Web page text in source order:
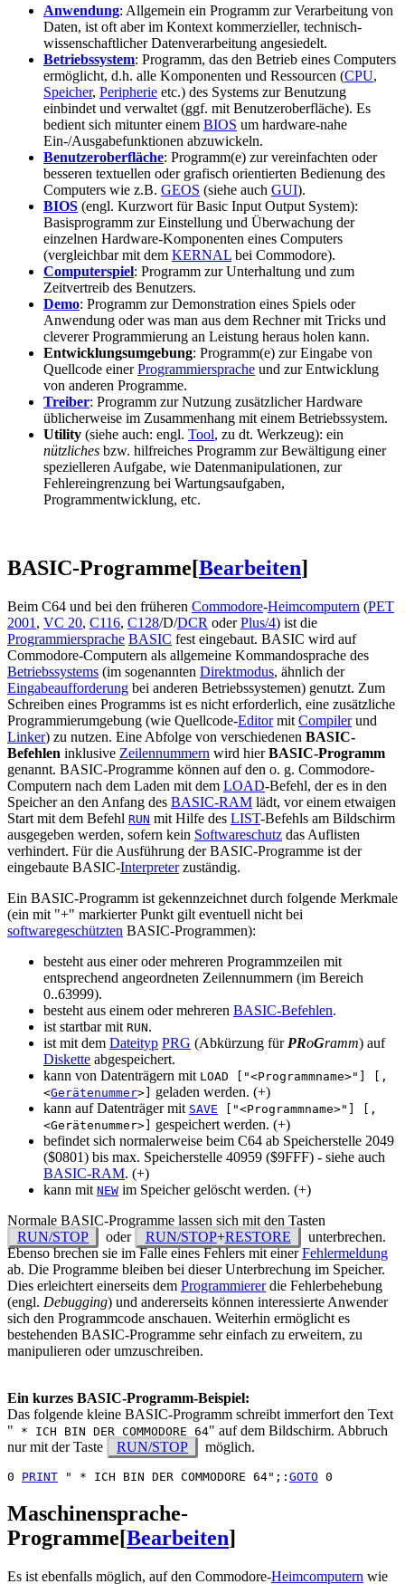
Anwendung: Allgemein ein Programm zur Verarbeitung von
Daten, ist oft aber im Kontext kommerzieller, technisch-
wissenschaftlicher Datenverarbeitung angesiedelt.
Betriebssystem: Programm, das den Betrieb eines Computers
ermöglicht, d.h. alle Komponenten und Ressourcen (CPU,
Speicher, Peripherie etc.) des Systems zur Benutzung
einbindet und verwaltet (ggf. mit Benutzeroberfläche). Es
bedient sich mitunter einem BIOS um hardware-nahe
Ein-/Ausgabefunktionen abzuwickeln.
Benutzeroberfläche: Programm(e) zur vereinfachten oder
besseren textuellen oder grafisch orientierten Bedienung des
Computers wie z.B. GEOS (siehe auch GUI).
BIOS (engl. Kurzwort für Basic Input Output System):
Basisprogramm zur Einstellung und Überwachung der
einzelnen Hardware-Komponenten eines Computers
(vergleichbar mit dem KERNAL bei Commodore).
Computerspiel: Programm zur Unterhaltung und zum
Zeitvertreib des Benutzers.
Demo: Programm zur Demonstration eines Spiels oder
Anwendung oder was man aus dem Rechner mit Tricks und
cleverer Programmierung an Leistung heraus holen kann.
Entwicklungsumgebung: Programm(e) zur Eingabe von
Quellcode einerProgrammiersprache und zur Entwicklung
von anderen Programme.
Treiber: Programm zur Nutzung zusätzlicher Hardware
üblicherweise im Zusammenhang mit einem Betriebssystem.
Utility (siehe auch: engl. Tool, zu dt. Werkzeug): ein
nützliches bzw. hilfreiches Programm zur Bewältigung einer
spezielleren Aufgabe, wie Datenmanipulationen, zur
Fehlereingrenzung bei Wartungsaufgaben,
Programmentwicklung, etc.
BASIC-Programme[Bearbeiten]
Beim C64 und bei den früheren Commodore-Heimcomputern (PET
2001 , VC 20, C116, C128/D/DCR oderPlus/4) ist die
Programmiersprache BASIC fest eingebaut. BASIC wird auf
Commodore-Computern als allgemeine Kommandosprache des
Betriebssystems (im sogenannten Direktmodus, ähnlich der
Eingabeaufforderung bei anderen Betriebssystemen) genutzt. Zum
Schreiben eines Programms ist es nicht erforderlich, eine zusätzliche
Programmierumgebung (wie Quellcode-Editormit Compilerund
Linker) zu nutzen. Eine Abfolge von verschiedenen BASIC-
Befehlen inklusive Zeilennummern wird hierBASIC-Programm
genannt. BASIC-Programme können auf den o. g. Commodore-
Computern nach dem Laden mit dem LOAD-Befehl, der es in den
Speicher an den Anfang des BASIC-RAM lädt, vor einem etwaigen
Start mit dem Befehl RUN mit Hilfe des LIST-Befehls am Bildschirm
ausgegeben werden, sofern kein Softwareschutz das Auflisten
verhindert. Für die Ausführung der BASIC-Programme ist der
eingebaute BASIC-Interpreterzuständig.
Ein BASIC-Programm ist gekennzeichnet durch folgende Merkmale
(ein mit "+" markierter Punkt gilt eventuell nicht bei
softwaregeschützten BASIC-Programmen):
besteht aus einer oder mehreren Programmzeilen mit
entsprechend angeordneten Zeilennummern (im Bereich
0..63999).
besteht aus einem oder mehreren BASIC-Befehlen.
ist startbar mit RUN.
ist mit dem Dateityp PRG (Abkürzung für PRoGramm) auf
Diskette abgespeichert.
kann von Datenträgern mit LOAD ["<Programmname>"] [,
<Gerätenummer>]
geladen werden. (+)
kann auf Datenträger mit SAVE ["<Programmname>"] [,
<Gerätenummer>]
gespeichert werden. (+)
befindet sich normalerweise beim C64 ab Speicherstelle 2049
($0801) bis max. Speicherstelle 40959 ($9FFF) - siehe auch
BASIC-RAM. (+)
kann mit NEW im Speicher gelöscht werden. (+)
Normale BASIC-Programme lassen sich mit den Tasten
RUN/STOP
oder RUN/STOP+RESTORE
unterbrechen.
Ebenso brechen sie im Falle eines Fehlers mit einerFehlermeldung
ab. Die Programme bleiben bei dieser Unterbrechung im Speicher.
Dies erleichtert einerseits dem Programmiererdie Fehlerbehebung
(engl. Debugging) und andererseits können interessierte Anwender
sich den Programmcode anschauen. Weiterhin ermöglicht es
bestehenden BASIC-Programme sehr einfach zu erweitern, zu
manipulieren oder umzuschreiben.
Ein kurzes BASIC-Programm-Beispiel:
Das folgende kleine BASIC-Programm schreibt immerfort den Text
" * ICH BIN DER COMMODORE 64" auf dem Bildschirm. Abbruch
nur mit der Taste
RUN/STOP möglich.
0 PRINT " * ICH BIN DER COMMODORE 64";: GOTO
Maschinensprache-
Programme[Bearbeiten]
Es ist ebenfalls möglich, auf den Commodore-Heimcomputern wie